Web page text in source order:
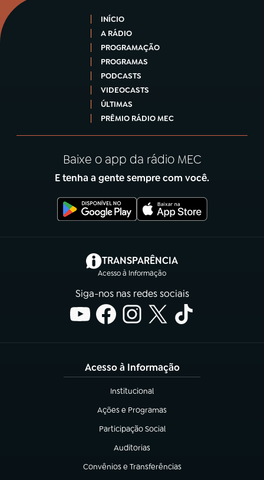
INÍCIO
A RÁDIO
PROGRAMAÇÃO
PROGRAMAS
PODCASTS
VIDEOCASTS
ÚLTIMAS
PRÊMIO RÁDIO MEC
Baixe o app da rádio MEC
E tenha a gente sempre com você.
TRANSPARÊNCIA
Acesso à Informação
(abre em nova aba)
Siga-nos nas redes sociais
Acesso à Informação
Institucional
(abre em nova aba)
Ações e Programas
(abre em nova aba)
Participação Social
(abre em nova aba)
Auditorias
(abre em nova aba)
Convênios e Transferências
(abre em nova aba)